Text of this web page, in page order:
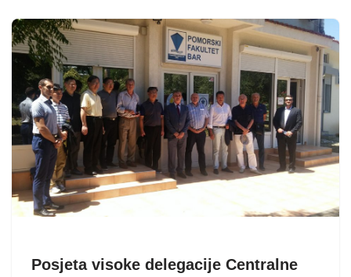
Posjeta visoke delegacije Centralne